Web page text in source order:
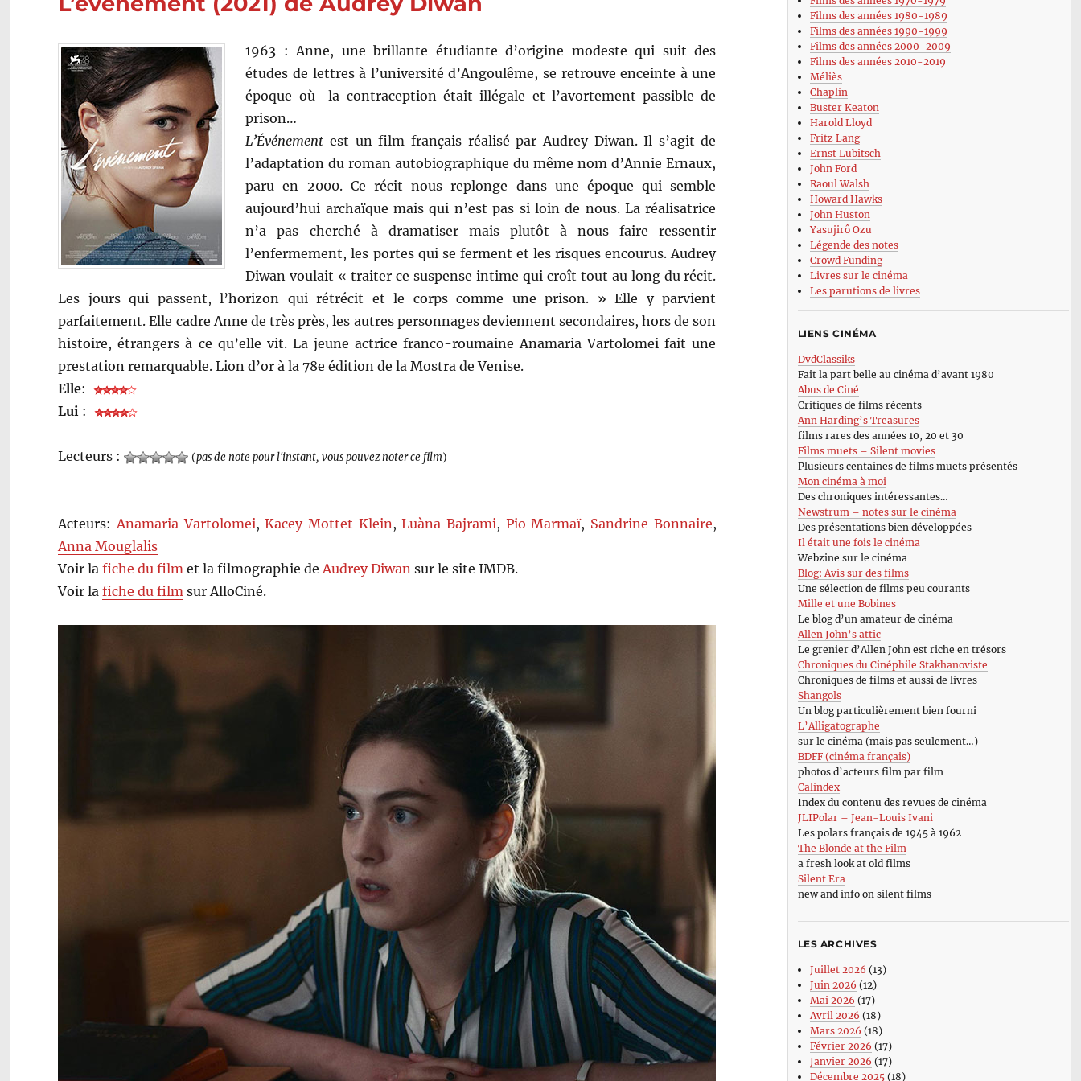
1963 : Anne, une brillante étudiante d’origine modeste qui suit des
études de lettres à l’université d’Angoulême, se retrouve enceinte à une
époque où la contraception était illégale et l’avortement passible de
prison…
L’Événement est un film français réalisé par Audrey Diwan. Il s’agit de
l’adaptation du roman autobiographique du même nom d’Annie Ernaux,
paru en 2000. Ce récit nous replonge dans une époque qui semble
aujourd’hui archaïque mais qui n’est pas si loin de nous. La réalisatrice
n’a pas cherché à dramatiser mais plutôt à nous faire ressentir
l’enfermement, les portes qui se ferment et les risques encourus. Audrey
Diwan voulait « traiter ce suspense intime qui croît tout au long du récit.
Les jours qui passent, l’horizon qui rétrécit et le corps comme une prison. » Elle y parvient
parfaitement. Elle cadre Anne de très près, les autres personnages deviennent secondaires, hors de son
histoire, étrangers à ce qu’elle vit. La jeune actrice franco-roumaine Anamaria Vartolomei fait une
prestation remarquable. Lion d’or à la 78e édition de la Mostra de Venise.
Elle:
Lui :
Lecteurs : (pas de note pour l'instant, vous pouvez noter ce film)
Acteurs:Anamaria Vartolomei,Kacey Mottet Klein,Luàna Bajrami, Pio Marmaï, Sandrine Bonnaire,
Anna Mouglalis
Voir lafiche du film et la filmographie deAudrey Diwan sur le site IMDB.
Voir lafiche du film sur AlloCiné.
Films des années 1980-1989
Films des années 1990-1999
Films des années 2000-2009
Films des années 2010-2019
Méliès
Chaplin
Buster Keaton
Harold Lloyd
Fritz Lang
Ernst Lubitsch
John Ford
Raoul Walsh
Howard Hawks
John Huston
Yasujirô Ozu
Légende des notes
Crowd Funding
Livres sur le cinéma
Les parutions de livres
LIENS CINÉMA
DvdClassiks
Fait la part belle au cinéma d’avant 1980
Abus de Ciné
Critiques de films récents
Ann Harding’s Treasures
films rares des années 10, 20 et 30
Films muets – Silent movies
Plusieurs centaines de films muets présentés
Mon cinéma à moi
Des chroniques intéressantes…
Newstrum – notes sur le cinéma
Des présentations bien développées
Il était une fois le cinéma
Webzine sur le cinéma
Blog: Avis sur des films
Une sélection de films peu courants
Mille et une Bobines
Le blog d’un amateur de cinéma
Allen John’s attic
Le grenier d’Allen John est riche en trésors
Chroniques du Cinéphile Stakhanoviste
Chroniques de films et aussi de livres
Shangols
Un blog particulièrement bien fourni
L’Alligatographe
sur le cinéma (mais pas seulement…)
BDFF (cinéma français)
photos d’acteurs film par film
Calindex
Index du contenu des revues de cinéma
JLIPolar – Jean-Louis Ivani
Les polars français de 1945 à 1962
The Blonde at the Film
a fresh look at old films
Silent Era
new and info on silent films
LES ARCHIVES
Juillet 2026 (13)
Juin 2026 (12)
Mai 2026 (17)
Avril 2026 (18)
Mars 2026 (18)
Février 2026 (17)
Janvier 2026 (17)
Décembre 2025(18)